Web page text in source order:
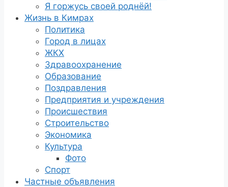
Я горжусь своей роднёй!
Жизнь в Кимрах
Политика
Город в лицах
ЖКХ
Здравоохранение
Образование
Поздравления
Предприятия и учреждения
Происшествия
Строительство
Экономика
Культура
Фото
Спорт
Частные объявления